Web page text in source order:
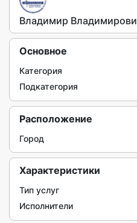
Владимир Владимирови
Основное
Категория
Подкатегория
Расположение
Город
Характеристики
Тип услуг
Исполнители